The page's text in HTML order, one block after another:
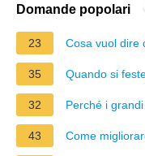
Domande popolari
23 Cosa vuol dire
35 Quando si
32 Perché i
43 Come